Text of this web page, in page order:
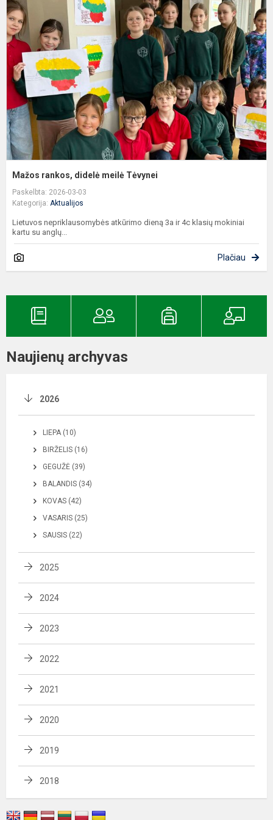
Mažos rankos, didelė meilė Tėvynei
Paskelbta: 2026-03-03
Kategorija: Aktualijos
Lietuvos nepriklausomybės atkūrimo dieną 3a ir 4c klasių mokiniai
kartu su anglų...
Plačiau
Naujienų archyvas
2026
LIEPA (10)
BIRŽELIS (16)
GEGUŽĖ (39)
BALANDIS (34)
KOVAS (42)
VASARIS (25)
SAUSIS (22)
2025
2024
2023
2022
2021
2020
2019
2018